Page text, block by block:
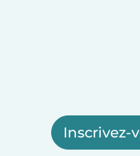
Inscrivez-